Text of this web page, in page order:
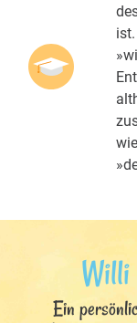
ist.
Willi
Ein